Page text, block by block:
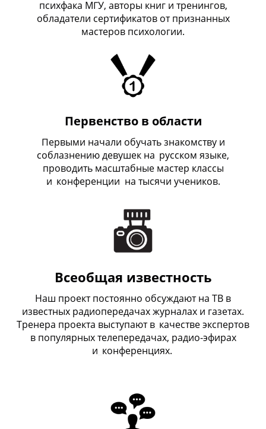
психфака МГУ, авторы книг и тренингов,
обладатели сертификатов от признанных
мастеров психологии.
Первенство в области
Первыми начали обучать знакомству и
соблазнению девушек на русском языке,
проводить масштабные мастер классы
и конференции на тысячи учеников.
Всеобщая известность
Наш проект постоянно обсуждают на ТВ в
известных радиопередачах журналах и газетах.
Тренера проекта выступают в качестве экспертов
в популярных телепередачах, радио-эфирах
и конференциях.